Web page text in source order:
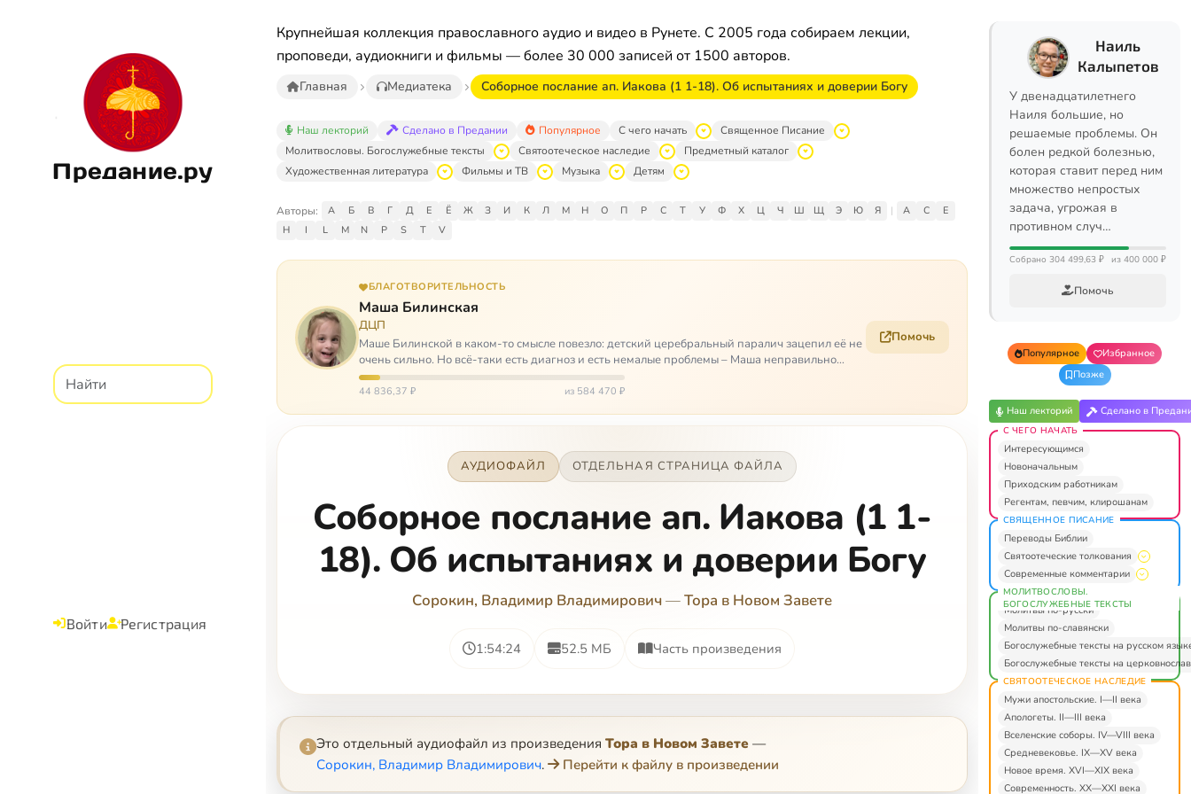
Предание.ру
Войти Регистрация
Крупнейшая коллекция православного аудио и видео в Рунете. С 2005 года собираем лекции,
проповеди, аудиокниги и фильмы — более 30 000 записей от 1500 авторов.
Главная Медиатека Соборное послание ап. Иакова (1 1-18). Об испытаниях и доверии Богу
Наш лекторий Сделано в Предании Популярное С чего начать
Священное Писание
Молитвословы. Богослужебные тексты
Святоотеческое наследие
Предметный каталог
Художественная литература
Фильмы и ТВ Музыка Детям
Авторы: А Б В Г Д Е Ё Ж З И К Л М Н О П Р С Т У Ф Х Ц Ч Ш Щ Э Ю Я | A C
E
H
I L M N P S T V
БЛАГОТВОРИТЕЛЬНОСТЬ
Маша Билинская
ДЦП
Маше Билинской в каком-то смысле повезло: детский церебральный паралич зацепил её не
очень сильно. Но всё-таки есть диагноз и есть немалые проблемы – Маша неправильно
ходит, и от т…
44 836,37 ₽ из 584 470 ₽
Помочь
АУДИОФАЙЛ ОТДЕЛЬНАЯ СТРАНИЦА ФАЙЛА
Соборное послание ап. Иакова (1 1-
18). Об испытаниях и доверии Богу
Сорокин, Владимир Владимирович—Тора в Новом Завете
1:54:24 52.5 МБ Часть произведения
Это отдельный аудиофайл из произведения Тора в Новом Завете —
Сорокин, Владимир Владимирович. Перейти к файлу в произведении
Наиль
Калыпетов
У двенадцатилетнего
Наиля большие, но
решаемые проблемы. Он
болен редкой болезнью,
которая ставит перед ним
множество непростых
задача, угрожая в
противном случ…
Собрано 304 499,63 ₽ из 400 000 ₽
Помочь
Популярное
Избранное
Позже
Наш лекторий Сделано в
С ЧЕГО НАЧАТЬ
Интересующимся
Новоначальным
Приходским работникам
Регентам, певчим, клирошанам
СВЯЩЕННОЕ ПИСАНИЕ
Переводы Библии
Святоотеческие толкования
Современные комментарии
МОЛИТВОСЛОВЫ.
БОГОСЛУЖЕБНЫЕ ТЕКСТЫ
Молитвы по-русски
Молитвы по-славянски
Богослужебные тексты на русском
Богослужебные тексты на
СВЯТООТЕЧЕСКОЕ НАСЛЕДИЕ
Мужи апостольские. I—II века
Апологеты. II—III века
Вселенские соборы. IV—VIII века
Средневековье. IX—XV века
Новое время. XVI—XIX века
Современность. XX—XXI века